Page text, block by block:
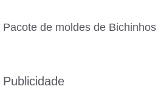
Pacote de moldes de
Publicidade